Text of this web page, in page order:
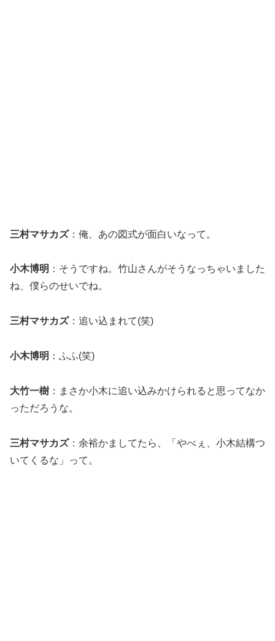
三村マサカズ：俺、あの図式が面白いなって。
小木博明 ：そうですね。竹山さんがそうなっちゃいました
ね、僕らのせいでね。
三村マサカズ：追い込まれて(笑)
小木博明 ：ふふ(笑)
大竹一樹 ：まさか小木に追い込みかけられると思ってなか
っただろうな。
三村マサカズ：余裕かましてたら、「やべぇ、小木結構つ
いてくるな」って。